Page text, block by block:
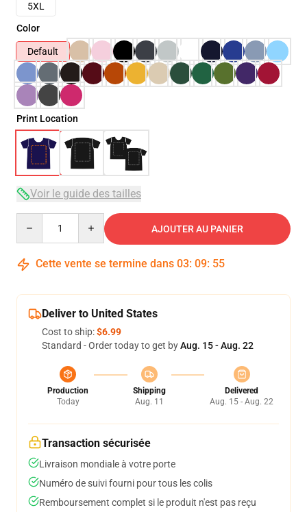
5XL
Color
Default
Print Location
Voir le guide des tailles
AJOUTER AU PANIER
Cette vente se termine dans 03: 09: 54
Deliver to United States
Cost to ship:$6.99
Standard - Order today to get byAug. 15 - Aug. 22
Production
Today
Shipping
Aug. 11
Delivered
Aug. 15 - Aug. 22
Transaction sécurisée
Livraison mondiale à votre porte
Numéro de suivi fourni pour tous les colis
Remboursement complet si le produit n'est pas reçu